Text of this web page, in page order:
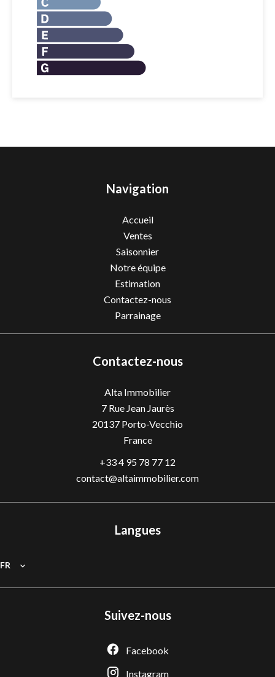
Navigation
Accueil
Ventes
Saisonnier
Notre équipe
Estimation
Contactez-nous
Parrainage
Contactez-nous
Alta Immobilier
7 Rue Jean Jaurès
20137 Porto-Vecchio
France
+33 4 95 78 77 12
contact@altaimmobilier.com
Langues
FR
Suivez-nous
Facebook
Instagram